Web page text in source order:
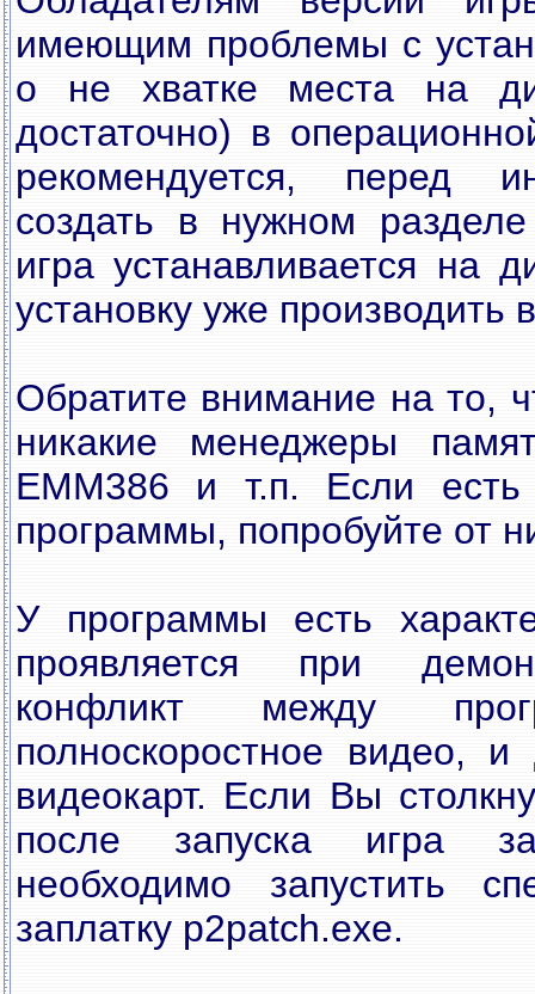
имеющим проблемы с
о не хватке места на
достаточно) в
рекомендуется, перед
создать в нужном
игра устанавливается
установку уже производить
Обратите внимание на то,
никакие менеджеры
EMM386 и т.п. Если есть
программы, попробуйте от
У программы есть
проявляется при
конфликт между
полноскоростное видео,
видеокарт. Если Вы
после запуска игра
необходимо запустить
заплатку p2patch.exe.